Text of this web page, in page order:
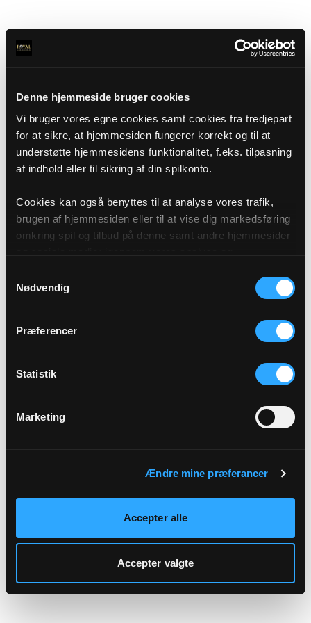
Denne hjemmeside bruger cookies
Vi bruger vores egne cookies samt cookies fra tredjepart
for at sikre, at hjemmesiden fungerer korrekt og til at
understøtte hjemmesidens funktionalitet, f.eks. tilpasning
af indhold eller til sikring af din spilkonto.
Cookies kan også benyttes til at analyse vores trafik,
brugen af hjemmesiden eller til at vise dig markedsføring
omkring spil og tilbud på denne samt andre hjemmesider
af cookies under "Detaljer" eller ved at klikke videre til
vores Cookiepolitik, som du finder i bunden af vores
Nødvendig
Præferencer
Statistik
Marketing
Ændre mine præferancer
Accepter alle
Accepter valgte